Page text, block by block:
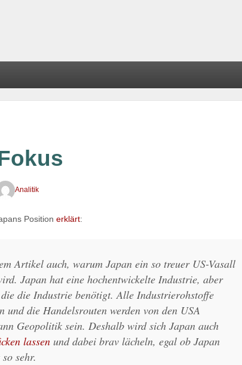
Analitik
Position erklärt:
Artikel auch, warum Japan ein so treuer US-Vasall
Japan hat eine hochentwickelte Industrie, aber
die die Industrie benötigt. Alle Industrierohstoffe
und die Handelsrouten werden von den USA
Geopolitik sein. Deshalb wird sich Japan auch
lassen und dabei brav lächeln, egal ob Japan
sehr.